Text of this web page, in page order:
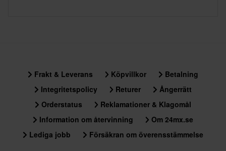
Frakt & Leverans Köpvillkor
Betalning
Integritetspolicy
Returer
Ångerrätt
Orderstatus
Reklamationer & Klagomål
Information om återvinning
Om 24mx.se
Lediga jobb
Försäkran om överensstämmelse